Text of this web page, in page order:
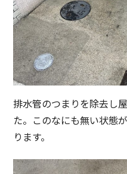
排水管のつまりを除去し
た。このなにも無い状態
ります。